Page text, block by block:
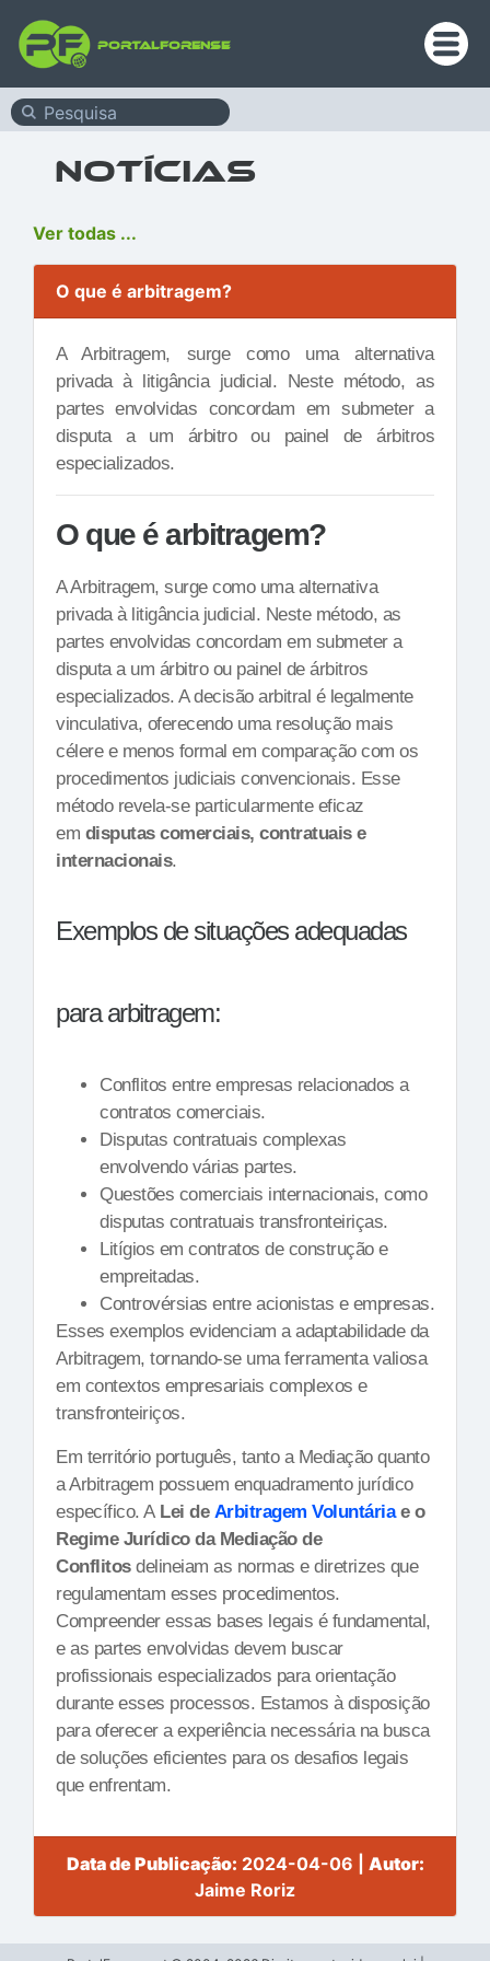
PortalForense
Notícias
Ver todas ...
O que é arbitragem?
A Arbitragem, surge como uma alternativa
privada à litigância judicial. Neste método, as
partes envolvidas concordam em submeter a
disputa a um árbitro ou painel de árbitros
especializados.
O que é arbitragem?
A Arbitragem, surge como uma alternativa
privada à litigância judicial. Neste método, as
partes envolvidas concordam em submeter a
disputa a um árbitro ou painel de árbitros
especializados. A decisão arbitral é legalmente
vinculativa, oferecendo uma resolução mais
célere e menos formal em comparação com os
procedimentos judiciais convencionais. Esse
método revela-se particularmente eficaz
em disputas comerciais, contratuais e
internacionais.
Exemplos de situações adequadas
para arbitragem:
Conflitos entre empresas relacionados a
contratos comerciais.
Disputas contratuais complexas
envolvendo várias partes.
Questões comerciais internacionais, como
disputas contratuais transfronteiriças.
Litígios em contratos de construção e
empreitadas.
Controvérsias entre acionistas e empresas.
Esses exemplos evidenciam a adaptabilidade da
Arbitragem, tornando-se uma ferramenta valiosa
em contextos empresariais complexos e
transfronteiriços.
Em território português, tanto a Mediação quanto
a Arbitragem possuem enquadramento jurídico
específico. A Lei de Arbitragem Voluntáriae o
Regime Jurídico da Mediação de
Conflitosdelineiam as normas e diretrizes que
regulamentam esses procedimentos.
Compreender essas bases legais é fundamental,
e as partes envolvidas devem buscar
profissionais especializados para orientação
durante esses processos. Estamos à disposição
para oferecer a experiência necessária na busca
de soluções eficientes para os desafios legais
que enfrentam.
Data de Publicação: 2024-04-06 | Autor:
Jaime Roriz